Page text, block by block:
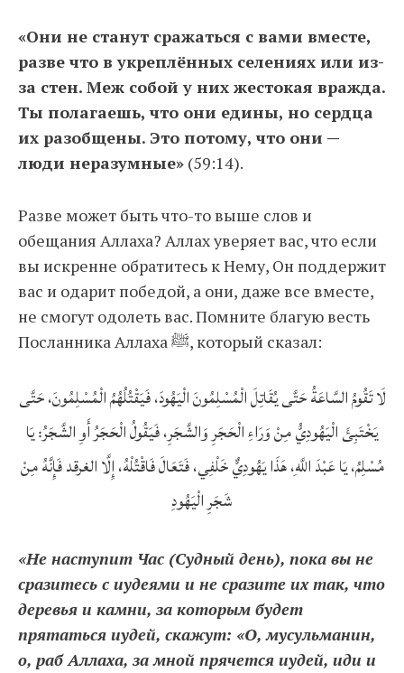
«Они не станут сражаться с вами вместе,
разве что в укреплённых селениях или из-
за стен. Меж собой у них жестокая вражда.
Ты полагаешь, что они едины, но сердца
их разобщены. Это потому, что они —
люди неразумные» (59:14).
Разве может быть что-то выше слов и
обещания Аллаха? Аллах уверяет вас, что если
вы искренне обратитесь к Нему, Он поддержит
вас и одарит победой, а они, даже все вместе,
не смогут одолеть вас. Помните благую весть
Посланника Аллаха ﷺ, который сказал:
لَا تَقُومُ السَّاعَةُ حَتَّى يُقَاتِلَ الْمُسْلِمُونَ الْيَهُودَ، فَيَقْتُلُهُمُ الْمُسْلِمُونَ، حَتَّى
يَخْتَبِئَ الْيَهُودِيُّ مِنْ وَرَاءِ الْحَجَرِ وَالشَّجَرِ، فَيَقُولُ الْحَجَرُ أَوِ الشَّجَرُ: يَا
مُسْلِمُ، يَا عَبْدَ اللَّهِ، هَذَا يَهُودِيٌّ خَلْفِي، فَتَعَالَ فَاقْتُلْهُ، إِلَّا الغرقد فَإِنَّهُ مِنْ
شَجَرِ الْيَهُودِ
«Не наступит Час (Судный день), пока вы не
сразитесь с иудеями и не сразите их так, что
деревья и камни, за которым будет
прятаться иудей, скажут: «О, мусульманин,
о, раб Аллаха, за мной прячется иудей, иди и